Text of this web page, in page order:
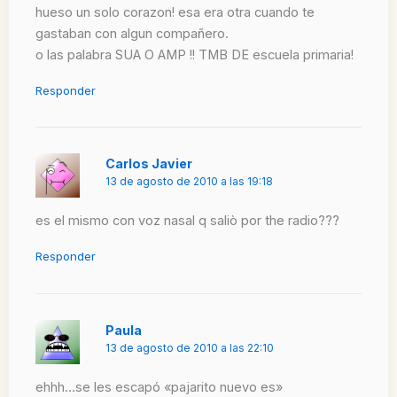
hueso un solo corazon! esa era otra cuando te
gastaban con algun compañero.
o las palabra SUA O AMP !! TMB DE escuela primaria!
Responder
Carlos Javier
13 de agosto de 2010 a las 19:18
es el mismo con voz nasal q saliò por the radio???
Responder
Paula
13 de agosto de 2010 a las 22:10
ehhh…se les escapó «pajarito nuevo es»